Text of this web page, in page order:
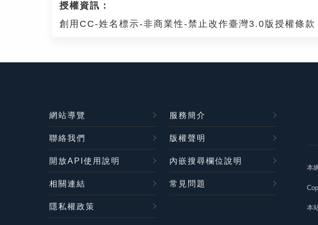
授權資訊：
創用CC-姓名標示-非商業性-禁止改作臺灣3.0版授權條款
網站導覽 服務簡介
聯絡我們 版權聲明
開放API使用說明 內嵌搜尋欄位說明
相關連結 常見問題
隱私權政策
本
本